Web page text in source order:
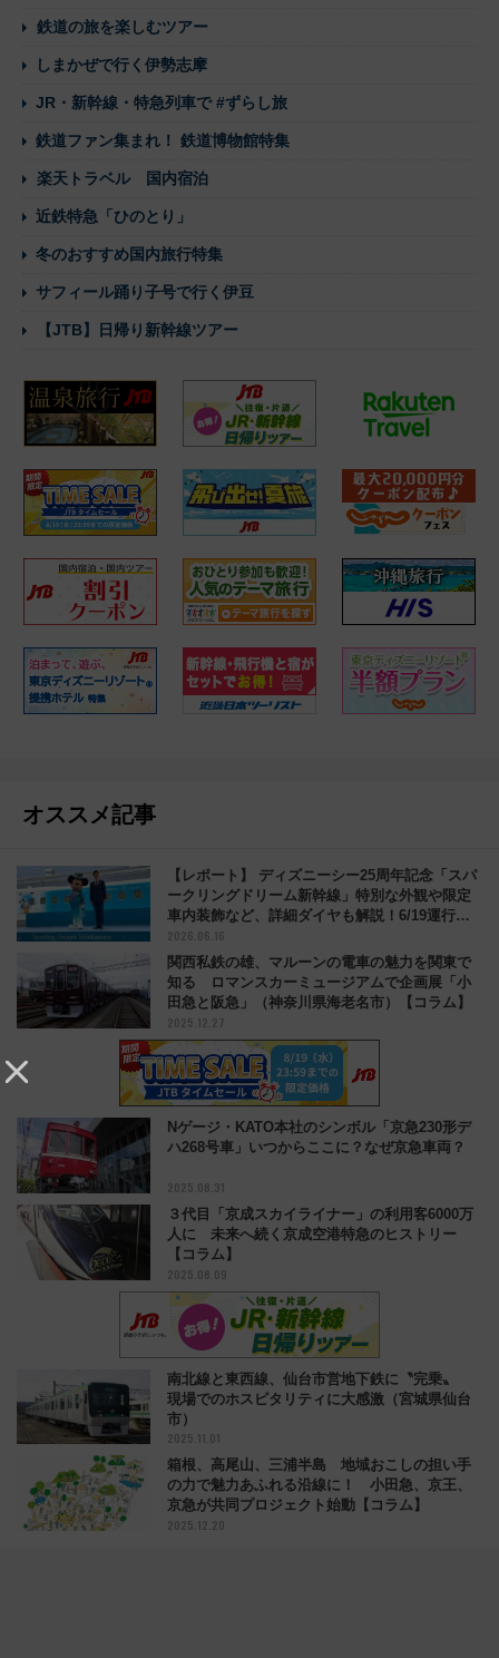
鉄道の旅を楽しむツアー
しまかぜで行く伊勢志摩
JR・新幹線・特急列車で #ずらし旅
鉄道ファン集まれ！ 鉄道博物館特集
楽天トラベル 国内宿泊
近鉄特急「ひのとり」
冬のおすすめ国内旅行特集
サフィール踊り子号で行く伊豆
【JTB】日帰り新幹線ツアー
オススメ記事
【レポート】 ディズニーシー25周年記念「スパ
ークリングドリーム新幹線」特別な外観や限定
車内装飾など、詳細ダイヤも解説！6/19運行開
始
2026.06.16
関西私鉄の雄、マルーンの電車の魅力を関東で
知る ロマンスカーミュージアムで企画展「小
田急と阪急」（神奈川県海老名市）【コラム】
2025.12.27
Nゲージ・KATO本社のシンボル「京急230形デ
ハ268号車」いつからここに？なぜ京急車両？
2025.08.31
３代目「京成スカイライナー」の利用客6000万
人に 未来へ続く京成空港特急のヒストリー
【コラム】
2025.08.09
南北線と東西線、仙台市営地下鉄に〝完乗〟
現場でのホスピタリティに大感激（宮城県仙台
市）
2025.11.01
箱根、高尾山、三浦半島 地域おこしの担い手
の力で魅力あふれる沿線に！ 小田急、京王、
京急が共同プロジェクト始動【コラム】
2025.12.20